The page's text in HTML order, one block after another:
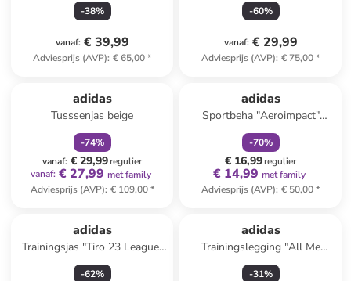
-38%
vanaf: € 39,99
Adviesprijs (AVP): € 65,00*
-60%
vanaf: € 29,99
Adviesprijs (AVP): € 75,00*
adidas
Tusssenjas beige
-74%
vanaf: € 29,99regulier
vanaf: € 27,99 met family
Adviesprijs (AVP): € 109,00*
adidas
Sportbeha "Aeroimpact"
lichtroze - Low
-70%
€ 16,99regulier
€ 14,99 met family
Adviesprijs (AVP): € 50,00*
adidas
Trainingsjas "Tiro 23 League"
blauw
-62%
adidas
Trainingslegging "All Me
Essentials" rood
-31%